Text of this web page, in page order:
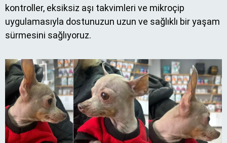
kontroller, eksiksiz aşı takvimleri ve mikroçip
uygulamasıyla dostunuzun uzun ve sağlıklı bir yaşam
sürmesini sağlıyoruz.